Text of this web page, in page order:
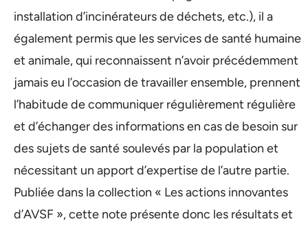
installation d’incinérateurs de déchets, etc.), il a
également permis que les services de santé humaine
et animale, qui reconnaissent n’avoir précédemment
jamais eu l’occasion de travailler ensemble, prennent
l’habitude de communiquer régulièrement régulière
et d’échanger des informations en cas de besoin sur
des sujets de santé soulevés par la population et
nécessitant un apport d’expertise de l’autre partie.
Publiée dans la collection « Les actions innovantes
d’AVSF », cette note présente donc les résultats et